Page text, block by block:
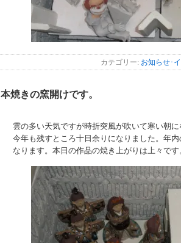
カテゴリー: お知らせ･
本焼きの窯開けです。
雲の多い天気ですが時折突風が吹いて寒い朝に
今年も残すところ十日余りになりました。年
なります。本日の作品の焼き上がりは上々です